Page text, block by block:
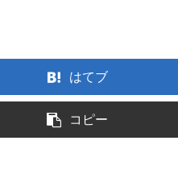
はてブ
コピー